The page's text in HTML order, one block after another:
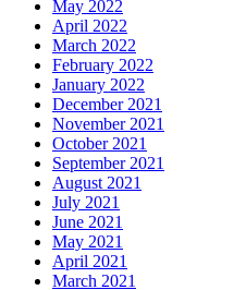
May 2022
April 2022
March 2022
February 2022
January 2022
December 2021
November 2021
October 2021
September 2021
August 2021
July 2021
June 2021
May 2021
April 2021
March 2021